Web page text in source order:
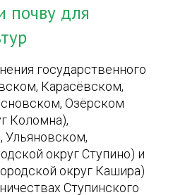
почву для
государственного
Карасёвском,
Озёрском
Коломна),
Ульяновском,
округ Ступино) и
округ Кашира)
Ступинского